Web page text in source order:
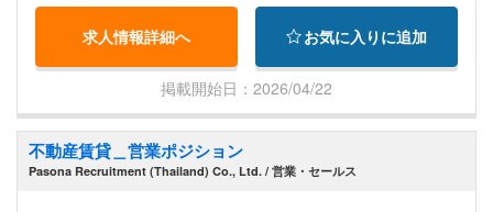
業務 ・協力工事会社への指示等の現場管理業務 ・
各プロジェクト先にて、施工管理業務全般 ・現地
スタッフのマネジメント(必要に応じて）
求人情報詳細へ お気に入りに追加
掲載開始日：2026/04/22
不動産賃貸＿営業ポジション
Pasona Recruitment (Thailand) Co., Ltd. / 営業・セールス